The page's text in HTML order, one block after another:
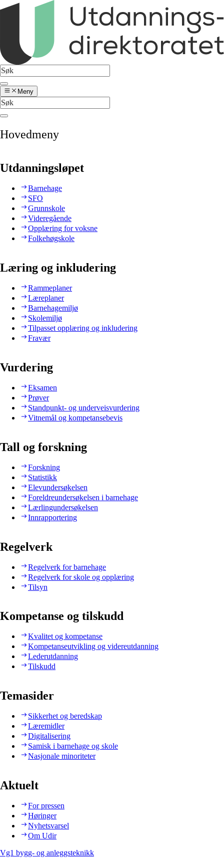
Meny
Hovedmeny
Utdanningsløpet
Barnehage
SFO
Grunnskole
Videregående
Opplæring for voksne
Folkehøgskole
Læring og inkludering
Rammeplaner
Læreplaner
Barnehagemiljø
Skolemiljø
Tilpasset opplæring og inkludering
Fravær
Vurdering
Eksamen
Prøver
Standpunkt- og underveisvurdering
Vitnemål og kompetansebevis
Tall og forskning
Forskning
Statistikk
Elevundersøkelsen
Foreldreundersøkelsen i barnehage
Lærlingundersøkelsen
Innrapportering
Regelverk
Regelverk for barnehage
Regelverk for skole og opplæring
Tilsyn
Kompetanse og tilskudd
Kvalitet og kompetanse
Kompetanseutvikling og videreutdanning
Lederutdanning
Tilskudd
Temasider
Sikkerhet og beredskap
Læremidler
Digitalisering
Samisk i barnehage og skole
Nasjonale minoriteter
Aktuelt
For pressen
Høringer
Nyhetsvarsel
Om Udir
Vg1 bygg- og anleggsteknikk